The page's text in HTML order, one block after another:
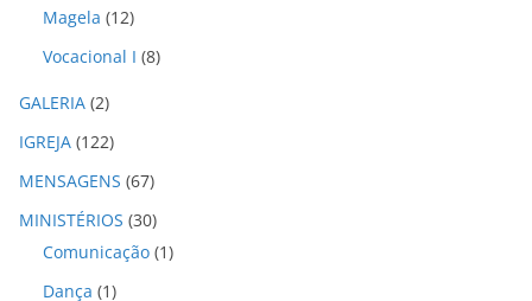
Magela (12)
Vocacional I (8)
GALERIA (2)
IGREJA (122)
MENSAGENS (67)
MINISTÉRIOS (30)
Comunicação (1)
Dança (1)